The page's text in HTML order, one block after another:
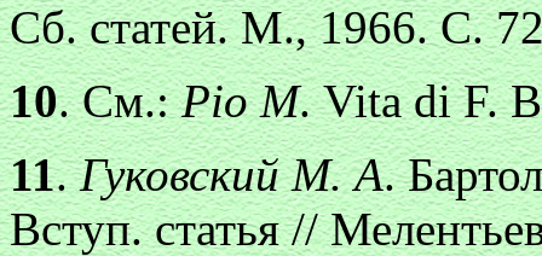
Сб. статей. М., 1966. С.
10. См.:Pio М. Vita di F.
11.Гуковский М. А.
Вступ. статья //